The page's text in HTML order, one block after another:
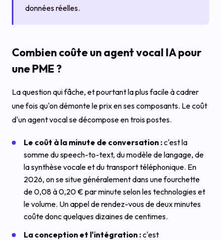
données réelles.
Combien coûte un agent vocal IA pour
une PME ?
La question qui fâche, et pourtant la plus facile à cadrer
une fois qu'on démonte le prix en ses composants. Le coût
d'un agent vocal se décompose en trois postes.
Le coût à la minute de conversation :c'est la
somme du speech-to-text, du modèle de langage, de
la synthèse vocale et du transport téléphonique. En
2026, on se situe généralement dans une fourchette
de 0,08 à 0,20 € par minute selon les technologies et
le volume. Un appel de rendez-vous de deux minutes
coûte donc quelques dizaines de centimes.
La conception et l'intégration :c'est